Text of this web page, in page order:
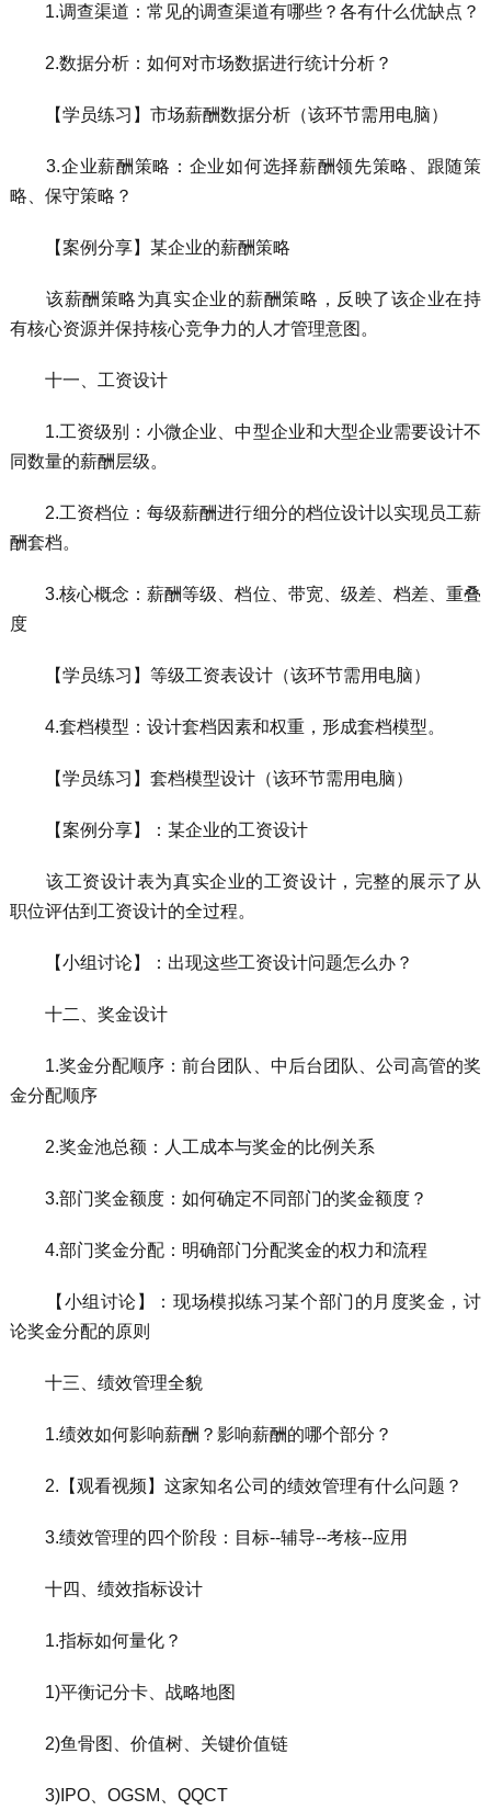
1.调查渠道：常见的调查渠道有哪些？各有什么优缺点？
2.数据分析：如何对市场数据进行统计分析？
【学员练习】市场薪酬数据分析（该环节需用电脑）
3.企业薪酬策略：企业如何选择薪酬领先策略、跟随策
略、保守策略？
【案例分享】某企业的薪酬策略
该薪酬策略为真实企业的薪酬策略，反映了该企业在持
有核心资源并保持核心竞争力的人才管理意图。
十一、工资设计
1.工资级别：小微企业、中型企业和大型企业需要设计不
同数量的薪酬层级。
2.工资档位：每级薪酬进行细分的档位设计以实现员工薪
酬套档。
3.核心概念：薪酬等级、档位、带宽、级差、档差、重叠
度
【学员练习】等级工资表设计（该环节需用电脑）
4.套档模型：设计套档因素和权重，形成套档模型。
【学员练习】套档模型设计（该环节需用电脑）
【案例分享】：某企业的工资设计
该工资设计表为真实企业的工资设计，完整的展示了从
职位评估到工资设计的全过程。
【小组讨论】：出现这些工资设计问题怎么办？
十二、奖金设计
1.奖金分配顺序：前台团队、中后台团队、公司高管的奖
金分配顺序
2.奖金池总额：人工成本与奖金的比例关系
3.部门奖金额度：如何确定不同部门的奖金额度？
4.部门奖金分配：明确部门分配奖金的权力和流程
【小组讨论】：现场模拟练习某个部门的月度奖金，讨
论奖金分配的原则
十三、绩效管理全貌
1.绩效如何影响薪酬？影响薪酬的哪个部分？
2.【观看视频】这家知名公司的绩效管理有什么问题？
3.绩效管理的四个阶段：目标--辅导--考核--应用
十四、绩效指标设计
1.指标如何量化？
1)平衡记分卡、战略地图
2)鱼骨图、价值树、关键价值链
3)IPO、OGSM、QQCT